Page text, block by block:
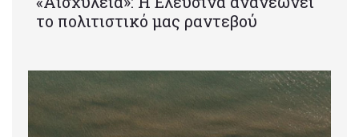
το πολιτιστικό μας ραντεβού